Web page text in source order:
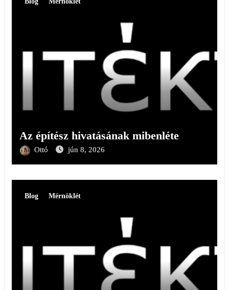
Az építész hivatásának mibenléte
Ottó jún 8, 2026
Blog Mérnöklét